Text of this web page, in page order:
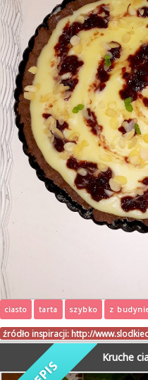
ciasto tarta szybko z
źródło inspiracji: http://
Kruche